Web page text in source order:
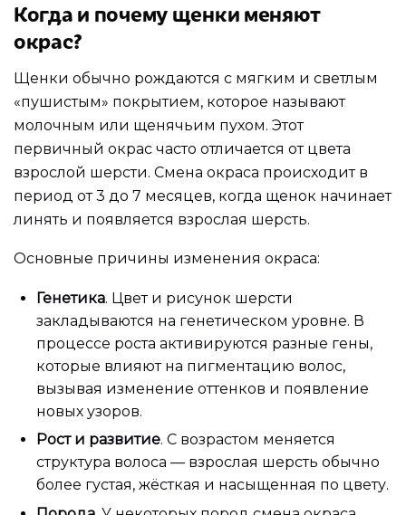
Когда и почему щенки меняют
окрас?
Щенки обычно рождаются с мягким и светлым
«пушистым» покрытием, которое называют
молочным или щенячьим пухом. Этот
первичный окрас часто отличается от цвета
взрослой шерсти. Смена окраса происходит в
период от 3 до 7 месяцев, когда щенок начинает
линять и появляется взрослая шерсть.
Основные причины изменения окраса:
Генетика. Цвет и рисунок шерсти
закладываются на генетическом уровне. В
процессе роста активируются разные гены,
которые влияют на пигментацию волос,
вызывая изменение оттенков и появление
новых узоров.
Рост и развитие. С возрастом меняется
структура волоса — взрослая шерсть обычно
более густая, жёсткая и насыщенная по цвету.